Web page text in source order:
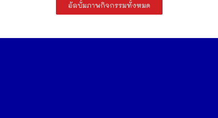
อัลบั้มภาพกิจกรรมทั้งหมด